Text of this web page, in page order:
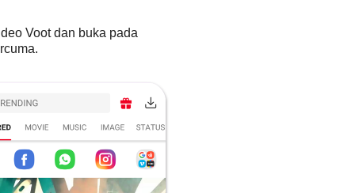
Voot dan buka pada